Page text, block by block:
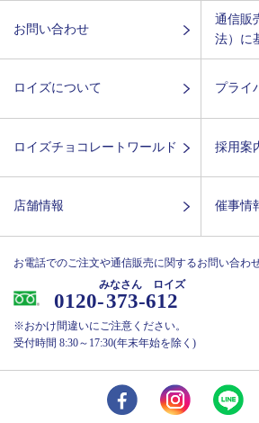
お問い合わせ
通信販
法）に
ロイズについて プライ
ロイズチョコレートワールド 採用案
店舗情報 催事情
お電話でのご注文や通信販売に関するお問い合わ
0120-373-612
みなさん ロイズ
※おかけ間違いにご注意ください。
受付時間 8:30～17:30(年末年始を除く)